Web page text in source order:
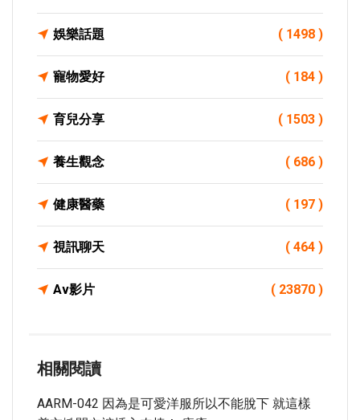
娛樂話題 ( 1498 )
寵物愛好 ( 184 )
育兒分享 ( 1503 )
養生觀念 ( 686 )
健康醫藥 ( 197 )
視訊聊天 ( 464 )
Av影片 ( 23870 )
相關閱讀
AARM-042 因為是可愛洋服所以不能脫下 就這樣